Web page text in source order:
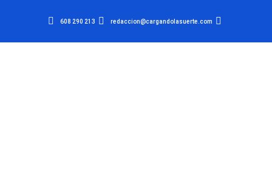
608 290 213 redaccion@cargandolasuerte.com